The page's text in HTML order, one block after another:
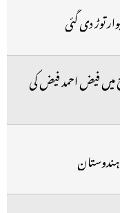
توڑ دی گئی
میں فیض احمد فیض کی